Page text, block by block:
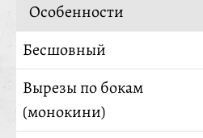
Особенности
Бесшовный
Вырезы по бокам
(монокини)